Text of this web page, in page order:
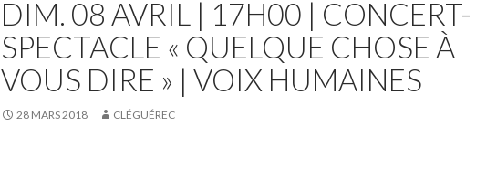
DIM. 08 AVRIL | 17H00 | CONCERT-
SPECTACLE « QUELQUE CHOSE À
VOUS DIRE » | VOIX HUMAINES
28 MARS 2018 CLÉGUÉREC